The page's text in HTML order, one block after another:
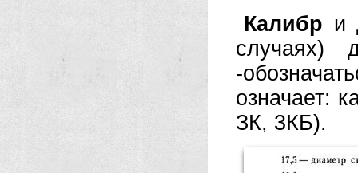
Калибр и
случаях)
-
означает:
ЗК, 3КБ).